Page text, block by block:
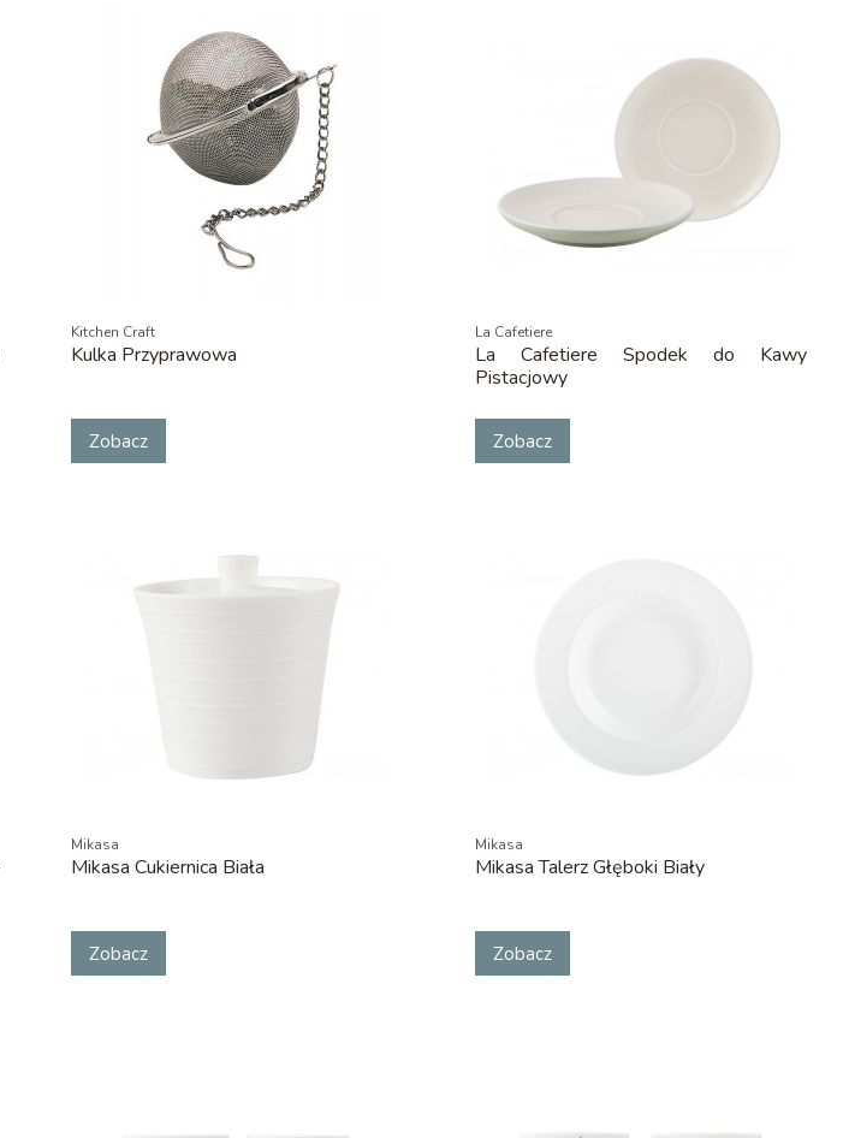
Kitchen Craft
Kulka Przyprawowa
Zobacz
La Cafetiere
La Cafetiere Spodek do Kawy
Pistacjowy
Zobacz
Mikasa
Mikasa Cukiernica Biała
Zobacz
Mikasa
Mikasa Talerz Głęboki Biały
Zobacz